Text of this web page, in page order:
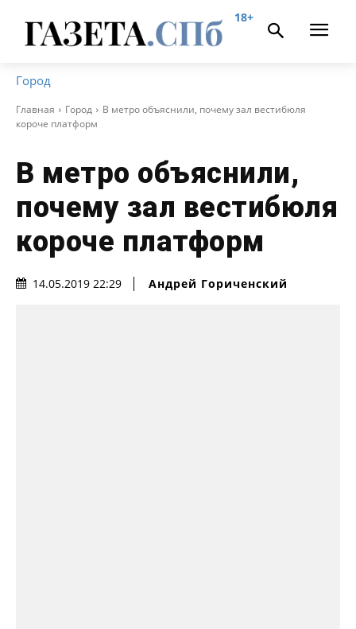
18+
Город
Главная Город
В метро объяснили, почему зал вестибюля
короче платформ
В метро объяснили,
почему зал вестибюля
короче платформ
14.05.2019 22:29 Андрей Гориченcкий